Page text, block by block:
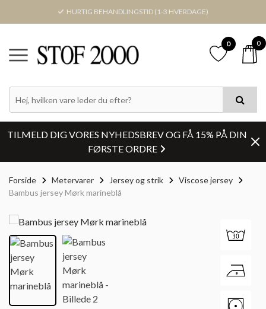
HURTIG BEHANDLINGSTID (1-3 HVERDAGE)
0 0
TILMELD DIG VORES NYHEDSBREV OG FÅ 15% PÅ DIN
FØRSTE ORDRE
Forside Metervarer Jersey og strik
Viscose jersey
Bambus jersey Mørk marineblå